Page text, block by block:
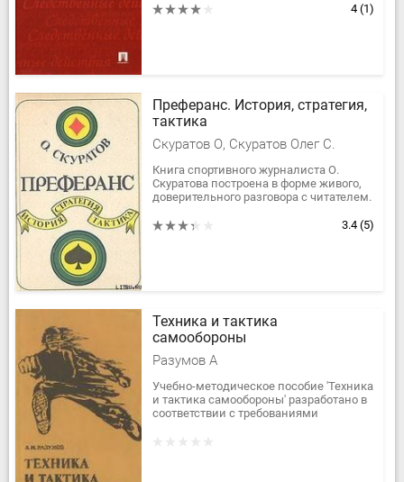
процессуальных способов
4 (1)
Преферанс. История, стратегия,
тактика
Скуратов О, Скуратов Олег С.
Книга спортивного журналиста О.
Скуратова построена в форме живого,
доверительного разговора с читателем.
тридцатилетним опытом игры в
3.4 (5)
Техника и тактика
самообороны
Разумов А
Учебно-методическое пособие 'Техника
и тактика самообороны' разработано в
соответствии с требованиями